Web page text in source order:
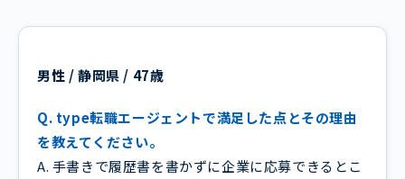
男性 / 静岡県 / 47歳
Q. type転職エージェントで満足した点とその理由
を教えてください。
A. 手書きで履歴書を書かずに企業に応募できるとこ